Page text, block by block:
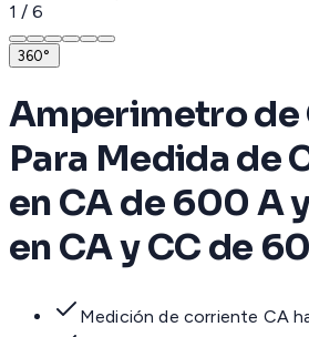
1 / 6
360°
Amperimetro de
Para Medida de
en CA de 600 A
en CA y CC de
Medición de corriente CA